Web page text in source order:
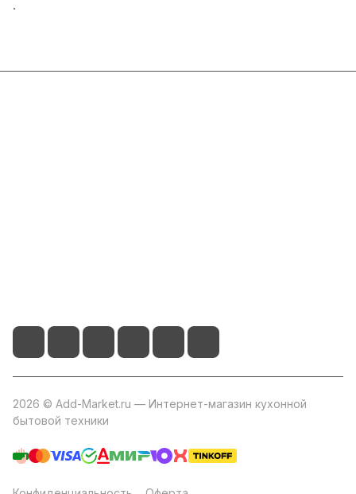
.
2026 © Add-Market.ru — Интернет-магазин кухонной
бытовой техники